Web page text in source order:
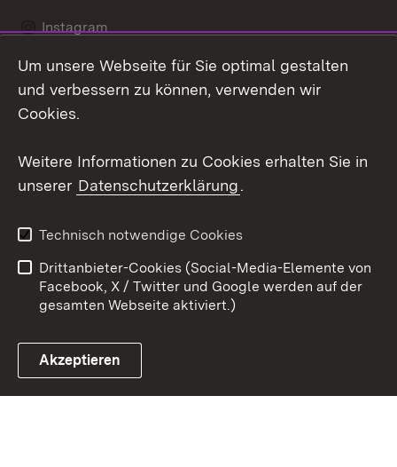
Instagram
Social Wall
Link zum Landesportal
Barrierefreiheit
Benutzungshinweise
Impressum
Cookies
Um unsere Webseite für Sie optimal gestalten
und verbessern zu können, verwenden wir
Cookies.
Weitere Informationen zu Cookies erhalten Sie in
unserer Datenschutzerklärung.
Technisch notwendige Cookies
Drittanbieter-Cookies (Social-Media-Elemente von
Facebook, X / Twitter und Google werden auf der
gesamten Webseite aktiviert.)
Akzeptieren